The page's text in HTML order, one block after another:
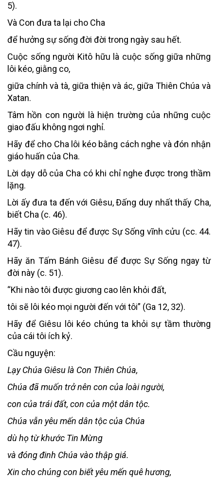
5).
Và Con đưa ta lại cho Cha
để hưởng sự sống đời đời trong ngày sau hết.
Cuộc sống người Kitô hữu là cuộc sống giữa những
lôi kéo, giằng co,
giữa chính và tà, giữa thiện và ác, giữa Thiên Chúa và
Xatan.
Tâm hồn con người là hiện trường của những cuộc
giao đấu không ngơi nghỉ.
Hãy để cho Cha lôi kéo bằng cách nghe và đón nhận
giáo huấn của Cha.
Lời dạy dỗ của Cha có khi chỉ nghe được trong thầm
lặng.
Lời ấy đưa ta đến với Giêsu, Đấng duy nhất thấy Cha,
biết Cha (c. 46).
Hãy tin vào Giêsu để được Sự Sống vĩnh cửu (cc. 44.
47).
Hãy ăn Tấm Bánh Giêsu để được Sự Sống ngay từ
đời này (c. 51).
“Khi nào tôi được giương cao lên khỏi đất,
tôi sẽ lôi kéo mọi người đến với tôi” (Ga 12, 32).
Hãy để Giêsu lôi kéo chúng ta khỏi sự tầm thường
của cái tôi ích kỷ.
Cầu nguyện:
Lạy Chúa Giêsu là Con Thiên Chúa,
Chúa đã muốn trở nên con của loài người,
con của trái đất, con của một dân tộc.
Chúa vẫn yêu mến dân tộc của Chúa
dù họ từ khước Tin Mừng
và đóng đinh Chúa vào thập giá.
Xin cho chúng con biết yêu mến quê hương,